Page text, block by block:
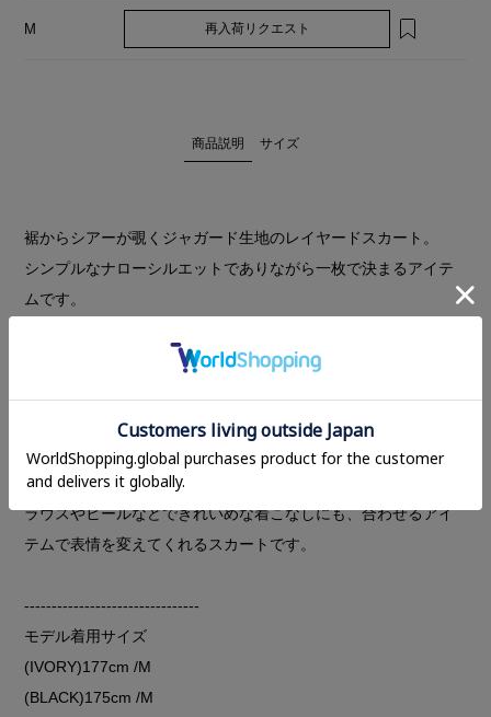
M 再入荷リクエスト
商品説明 サイズ
裾からシアーが覗くジャガード生地のレイヤードスカート。
シンプルなナローシルエットでありながら一枚で決まるアイテ
ムです。
ツなどで単調になりがちなスタイリングにメリハリをプラスし
ウエストの内側をゴム仕様にすることでウエストに馴染み、履
き心地も良くすっきりとした印象に。
Tシャツやスニーカーなどカジュアルなアイテムはもちろん、ブ
ラウスやヒールなどできれいめな着こなしにも、合わせるアイ
テムで表情を変えてくれるスカートです。
--------------------------------
モデル着用サイズ
(IVORY)177cm /M
(BLACK)175cm /M